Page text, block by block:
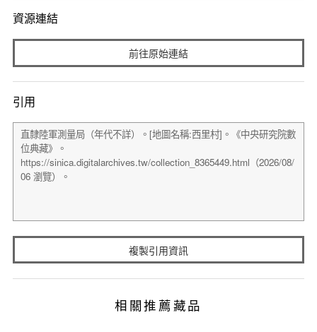
資源連結
前往原始連結
引用
複製引用資訊
相關推薦藏品